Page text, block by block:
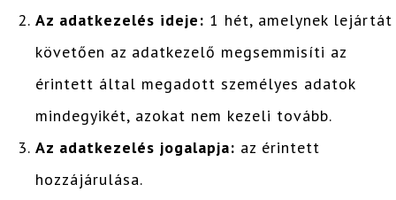
Az adatkezelés ideje: 1 hét, amelynek lejártát
követően az adatkezelő megsemmisíti az
érintett által megadott személyes adatok
mindegyikét, azokat nem kezeli tovább.
Az adatkezelés jogalapja: az érintett
hozzájárulása.